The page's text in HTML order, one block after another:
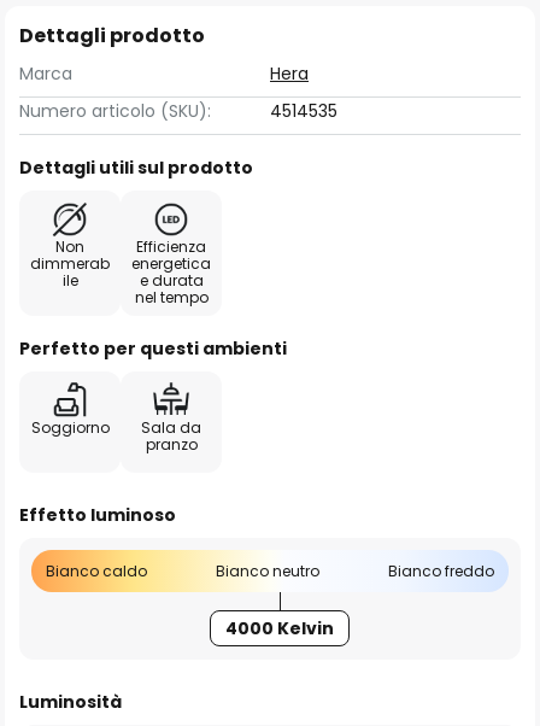
Dettagli prodotto
Marca
Hera
Numero articolo (SKU):
4514535
Dettagli utili sul prodotto
Non
dimmerab
ile
Efficienza
energetica
e durata
nel tempo
Perfetto per questi ambienti
Soggiorno
Sala da
pranzo
Effetto luminoso
Bianco caldo Bianco neutro Bianco freddo
4000 Kelvin
Luminosità